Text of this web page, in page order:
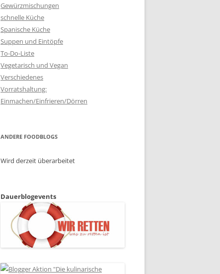
Gewürzmischungen
schnelle Küche
Spanische Küche
Suppen und Eintöpfe
To-Do-Liste
Vegetarisch und Vegan
Verschiedenes
Vorratshaltung:
Einmachen/Einfrieren/Dörren
ANDERE FOODBLOGS
Wird derzeit überarbeitet
Dauerblogevents